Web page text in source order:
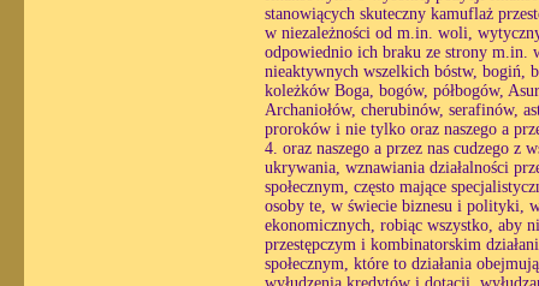
stanowiących skuteczny kamuflaż
w niezależności od m.in. woli,
odpowiednio ich braku ze strony m.in.
nieaktywnych wszelkich bóstw, bogiń,
koleżków Boga, bogów, półbogów,
Archaniołów, cherubinów, serafinów,
proroków i nie tylko oraz naszego a
4. oraz naszego a przez nas cudzego
ukrywania, wznawiania działalności
społecznym, często mające
osoby te, w świecie biznesu i polityki,
ekonomicznych, robiąc wszystko, aby
przestępczym i kombinatorskim
społecznym, które to działania